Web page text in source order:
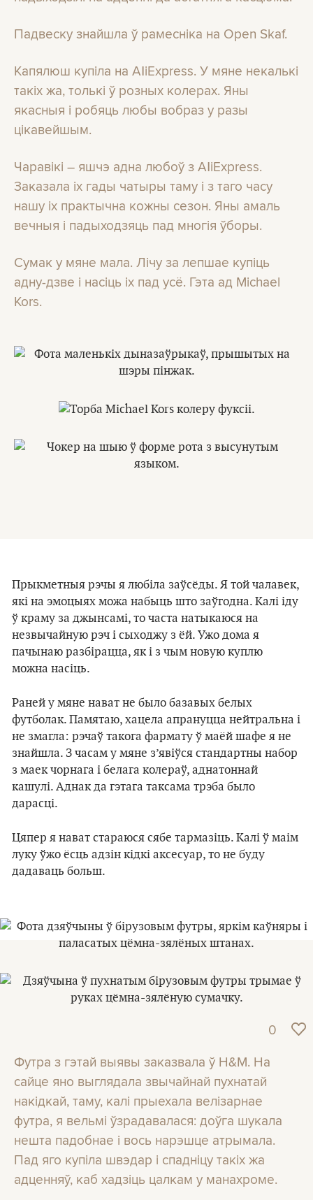
Падвеску знайшла ў рамесніка на Open Skaf.
Капялюш купіла на AΙiExpress. У мяне некалькі
такіх жа, толькі ў розных колерах. Яны
якасныя і робяць любы вобраз у разы
цікавейшым.
Чаравікі – яшчэ адна любоў з AΙiExpress.
Заказала іх гады чатыры таму і з таго часу
нашу іх практычна кожны сезон. Яны амаль
вечныя і падыходзяць пад многія ўборы.
Сумак у мяне мала. Лічу за лепшае купіць
адну-дзве і насіць іх пад усё. Гэта ад Michael
Kors.
Прыкметныя рэчы я любіла заўсёды. Я той чалавек,
які на эмоцыях можа набыць што заўгодна. Калі іду
ў краму за джынсамі, то часта натыкаюся на
незвычайную рэч і сыходжу з ёй. Ужо дома я
пачынаю разбірацца, як і з чым новую куплю
можна насіць.
Раней у мяне нават не было базавых белых
футболак. Памятаю, хацела апрануцца нейтральна і
не змагла: рэчаў такога фармату ў маёй шафе я не
знайшла. З часам у мяне з’явіўся стандартны набор
з маек чорнага і белага колераў, аднатоннай
кашулі. Аднак да гэтага таксама трэба было
дарасці.
Цяпер я нават стараюся сябе тармазіць. Калі ў маім
луку ўжо ёсць адзін кідкі аксесуар, то не буду
дадаваць больш.
0
Футра з гэтай выявы заказвала ў H&M. На
сайце яно выглядала звычайнай пухнатай
накідкай, таму, калі прыехала велізарнае
футра, я вельмі ўзрадавалася: доўга шукала
нешта падобнае і вось нарэшце атрымала.
Пад яго купіла швэдар і спадніцу такіх жа
адценняў, каб хадзіць цалкам у манахроме.